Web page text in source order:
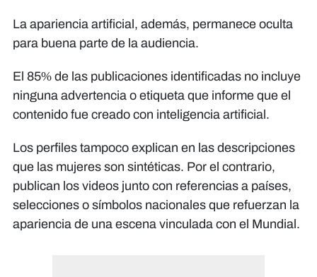
La apariencia artificial, además, permanece oculta
para buena parte de la audiencia.
El 85% de las publicaciones identificadas no incluye
ninguna advertencia o etiqueta que informe que el
contenido fue creado con inteligencia artificial.
Los perfiles tampoco explican en las descripciones
que las mujeres son sintéticas. Por el contrario,
publican los videos junto con referencias a países,
selecciones o símbolos nacionales que refuerzan la
apariencia de una escena vinculada con el Mundial.